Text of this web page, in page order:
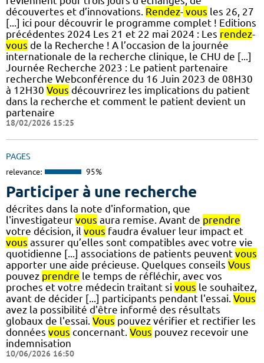
découvertes et d’innovations. Rendez- vous les 26, 27
[...] ici pour découvrir le programme complet ! Editions
précédentes 2024 Les 21 et 22 mai 2024 : Les rendez-
vous de la Recherche ! A l’occasion de la journée
internationale de la recherche clinique, le CHU de [...]
Journée Recherche 2023 : Le patient partenaire
recherche Webconférence du 16 Juin 2023 de 08H30
à 12H30 Vous découvrirez les implications du patient
dans la recherche et comment le patient devient un
partenaire
18/02/2026 15:25
PAGES
relevance: 95%
Participer à une recherche
décrites dans la note d'information, que
l'investigateur vous aura remise. Avant de prendre
votre décision, il vous faudra évaluer leur impact et
vous assurer qu’elles sont compatibles avec votre vie
quotidienne [...] associations de patients peuvent vous
apporter une aide précieuse. Quelques conseils Vous
pouvez prendre le temps de réfléchir, avec vos
proches et votre médecin traitant si vous le souhaitez,
avant de décider [...] participants pendant l'essai. Vous
avez la possibilité d'être informé des résultats
globaux de l'essai. Vous pouvez vérifier et rectifier les
données vous concernant. Vous pouvez recevoir une
indemnisation
10/06/2026 16:50